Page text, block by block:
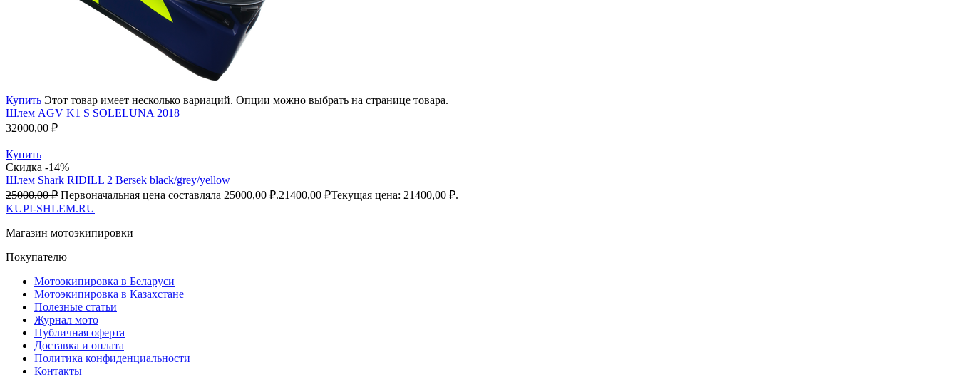
Купить Этот товар имеет несколько вариаций. Опции можно выбрать на странице товара.
Шлем AGV K1 S SOLELUNA 2018
32000,00 ₽
Купить
Скидка -14%
Шлем Shark RIDILL 2 Bersek black/grey/yellow
25000,00₽ Первоначальная цена составляла 25000,00 ₽.21400,00 ₽Текущая цена: 21400,00 ₽.
KUPI-SHLEM.RU
Магазин мотоэкипировки
Покупателю
Мотоэкипировка в Беларуси
Мотоэкипировка в Казахстане
Полезные статьи
Журнал мото
Публичная оферта
Доставка и оплата
Политика конфиденциальности
Контакты